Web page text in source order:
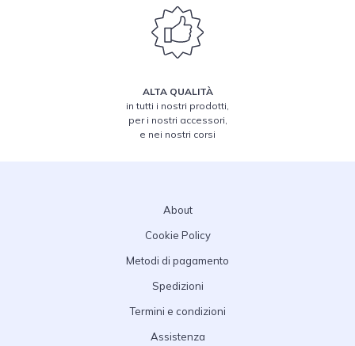
ALTA QUALITÀ
in tutti i nostri prodotti,
per i nostri accessori,
e nei nostri corsi
About
Cookie Policy
Metodi di pagamento
Spedizioni
Termini e condizioni
Assistenza